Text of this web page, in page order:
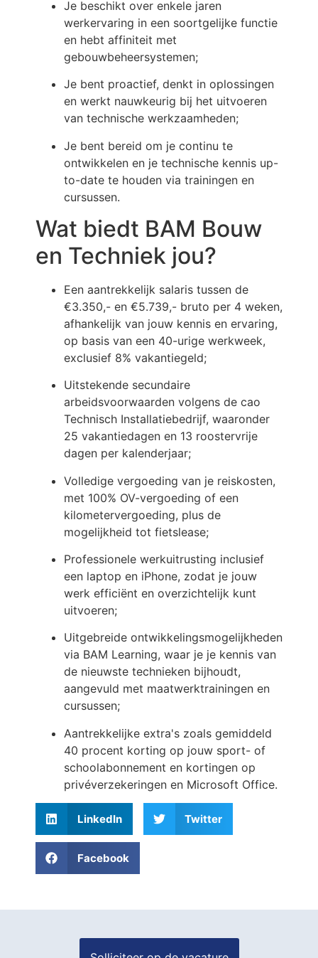
Je beschikt over enkele jaren
werkervaring in een soortgelijke functie
en hebt affiniteit met
gebouwbeheersystemen;
Je bent proactief, denkt in oplossingen
en werkt nauwkeurig bij het uitvoeren
van technische werkzaamheden;
Je bent bereid om je continu te
ontwikkelen en je technische kennis up-
to-date te houden via trainingen en
cursussen.
Wat biedt BAM Bouw
en Techniek jou?
Een aantrekkelijk salaris tussen de
€3.350,- en €5.739,- bruto per 4 weken,
afhankelijk van jouw kennis en ervaring,
op basis van een 40-urige werkweek,
exclusief 8% vakantiegeld;
Uitstekende secundaire
arbeidsvoorwaarden volgens de cao
Technisch Installatiebedrijf, waaronder
25 vakantiedagen en 13 roostervrije
dagen per kalenderjaar;
Volledige vergoeding van je reiskosten,
met 100% OV-vergoeding of een
kilometervergoeding, plus de
mogelijkheid tot fietslease;
Professionele werkuitrusting inclusief
een laptop en iPhone, zodat je jouw
werk efficiënt en overzichtelijk kunt
uitvoeren;
Uitgebreide ontwikkelingsmogelijkheden
via BAM Learning, waar je je kennis van
de nieuwste technieken bijhoudt,
aangevuld met maatwerktrainingen en
cursussen;
Aantrekkelijke extra's zoals gemiddeld
40 procent korting op jouw sport- of
schoolabonnement en kortingen op
privéverzekeringen en Microsoft Office.
LinkedIn Twitter
Facebook